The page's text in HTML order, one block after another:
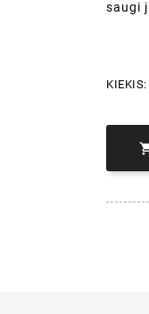
saugi
KIEKIS: